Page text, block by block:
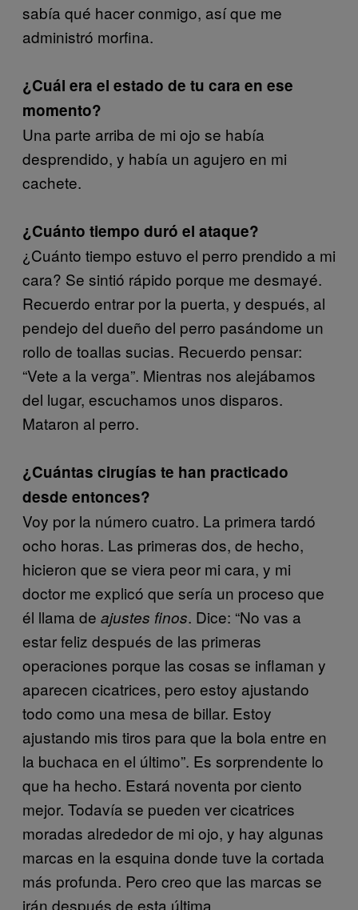
sabía qué hacer conmigo, así que me
administró morfina.
¿Cuál era el estado de tu cara en ese
momento?
Una parte arriba de mi ojo se había
desprendido, y había un agujero en mi
cachete.
¿Cuánto tiempo duró el ataque?
¿Cuánto tiempo estuvo el perro prendido a mi
cara? Se sintió rápido porque me desmayé.
Recuerdo entrar por la puerta, y después, al
pendejo del dueño del perro pasándome un
rollo de toallas sucias. Recuerdo pensar:
“Vete a la verga”. Mientras nos alejábamos
del lugar, escuchamos unos disparos.
Mataron al perro.
¿Cuántas cirugías te han practicado
desde entonces?
Voy por la número cuatro. La primera tardó
ocho horas. Las primeras dos, de hecho,
hicieron que se viera peor mi cara, y mi
doctor me explicó que sería un proceso que
él llama de ajustes finos. Dice: “No vas a
estar feliz después de las primeras
operaciones porque las cosas se inflaman y
aparecen cicatrices, pero estoy ajustando
todo como una mesa de billar. Estoy
ajustando mis tiros para que la bola entre en
la buchaca en el último”. Es sorprendente lo
que ha hecho. Estará noventa por ciento
mejor. Todavía se pueden ver cicatrices
moradas alrededor de mi ojo, y hay algunas
marcas en la esquina donde tuve la cortada
más profunda. Pero creo que las marcas se
irán después de esta última.